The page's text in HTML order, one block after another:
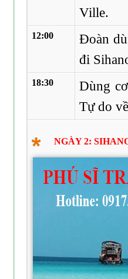
Ville.
12:00
Đoàn
đi
18:30
Dùng
Tự do
NGÀY 2: